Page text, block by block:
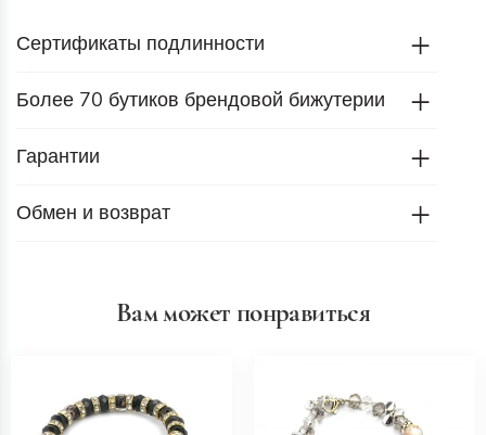
Сертификаты подлинности
Более 70 бутиков брендовой бижутерии
Гарантии
Обмен и возврат
Вам может понравиться